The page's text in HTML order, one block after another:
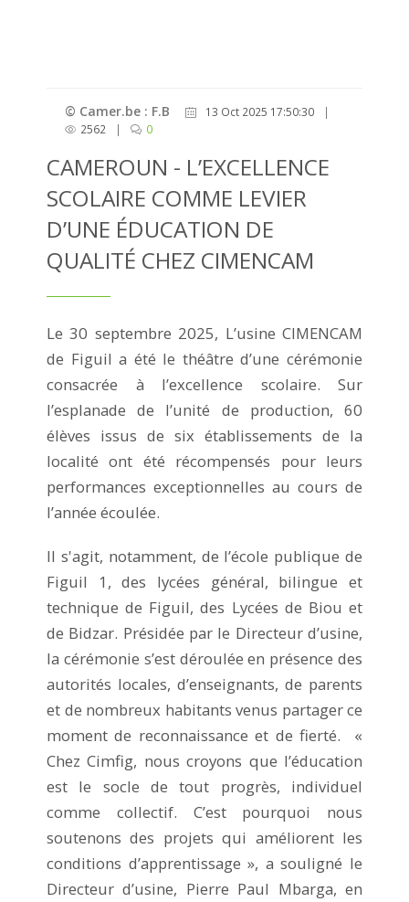
© Camer.be : F.B 13 Oct 2025 17:50:30
|
2562
| 0
CAMEROUN - L’EXCELLENCE
SCOLAIRE COMME LEVIER
D’UNE ÉDUCATION DE
QUALITÉ CHEZ CIMENCAM
Le 30 septembre 2025, L’usine CIMENCAM
de Figuil a été le théâtre d’une cérémonie
consacrée à l’excellence scolaire. Sur
l’esplanade de l’unité de production, 60
élèves issus de six établissements de la
localité ont été récompensés pour leurs
performances exceptionnelles au cours de
l’année écoulée.
Il s'agit, notamment, de l’école publique de
Figuil 1, des lycées général, bilingue et
technique de Figuil, des Lycées de Biou et
de Bidzar. Présidée par le Directeur d’usine,
la cérémonie s’est déroulée en présence des
autorités locales, d’enseignants, de parents
et de nombreux habitants venus partager ce
moment de reconnaissance et de fierté. «
Chez Cimfig, nous croyons que l’éducation
est le socle de tout progrès, individuel
comme collectif. C’est pourquoi nous
soutenons des projets qui améliorent les
conditions d’apprentissage », a souligné le
Directeur d’usine, Pierre Paul Mbarga, en